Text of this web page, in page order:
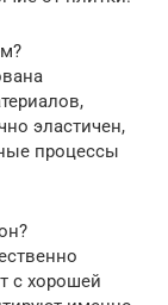
эластичен,
процессы
с хорошей